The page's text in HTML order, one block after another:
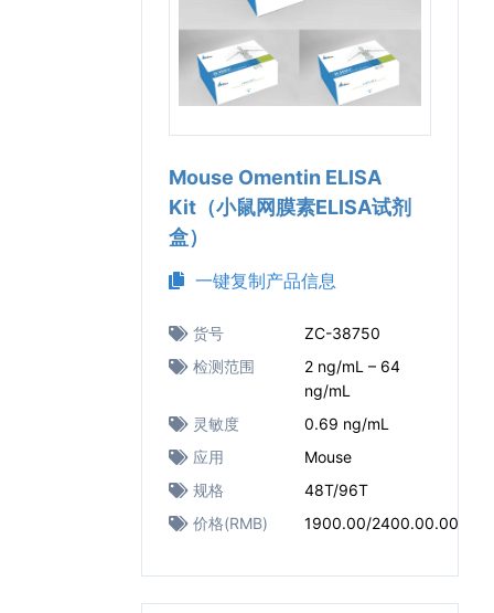
Mouse Omentin ELISA
Kit（小鼠网膜素ELISA试剂
盒）
一键复制产品信息
货号
ZC-38750
检测范围
2 ng/mL – 64
ng/mL
灵敏度
0.69 ng/mL
应用
Mouse
规格
48T/96T
价格(RMB)
1900.00/2400.00.00